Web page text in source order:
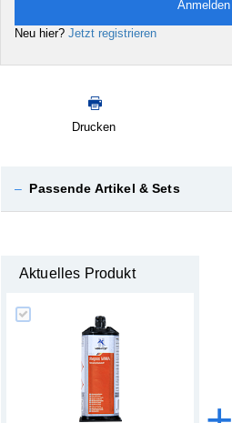
Anmelden
Neu hier? Jetzt registrieren
Drucken
– Passende Artikel & Sets
Aktuelles Produkt